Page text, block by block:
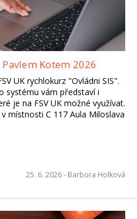
Kotem 2026
UK rychlokurz "Ovládni SIS".
systému vám představí i
je na FSV UK možné využívat.
místnosti C 117 Aula Miloslava
25. 6. 2026 - Barbora Holková